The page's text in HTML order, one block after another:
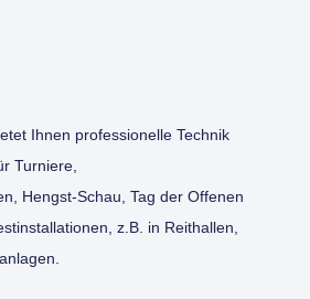
Ihnen professionelle Technik
Turniere,
Hengst-Schau, Tag der Offenen
z.B. in Reithallen,